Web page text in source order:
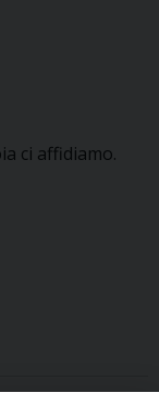
ci affidiamo.